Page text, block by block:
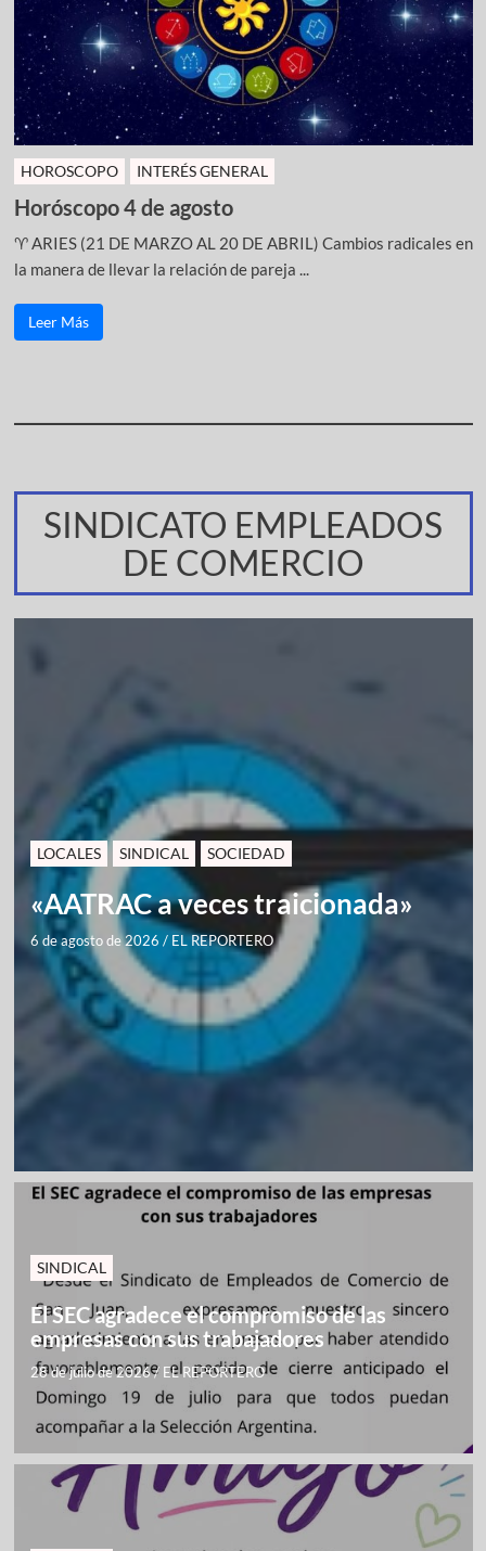
HOROSCOPO INTERÉS GENERAL
Horóscopo 4 de agosto
♈ ARIES (21 DE MARZO AL 20 DE ABRIL) Cambios radicales en
la manera de llevar la relación de pareja ...
Leer Más
SINDICATO EMPLEADOS
DE COMERCIO
LOCALES SINDICAL SOCIEDAD
«AATRAC a veces traicionada»
6 de agosto de 2026 / EL REPORTERO
SINDICAL
El SEC agradece el compromiso de las
empresas con sus trabajadores
28 de julio de 2026/ EL REPORTERO